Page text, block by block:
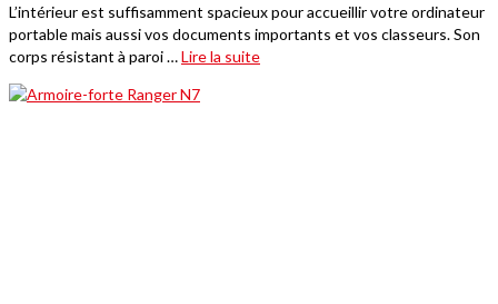
L’intérieur est suffisamment spacieux pour accueillir votre ordinateur
portable mais aussi vos documents importants et vos classeurs. Son
corps résistant à paroi …Lire la suite